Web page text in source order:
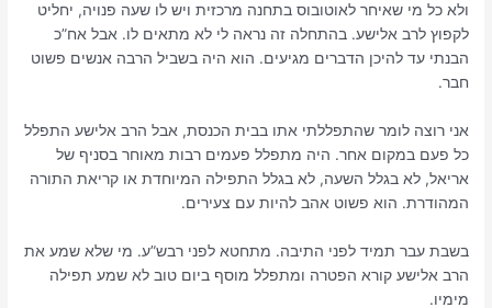
ולא כל מי שאיחר לאוטובוס בתחנה מרכזית ויש לו שעה פנויה, יחליט
לקפוץ לרב אלישע. בהתחלה זה נראה לי לא מתאים לו. אבל אח”כ
הבנתי עד להיכן הדברים מגיעים. הוא היה בשביל הרבה אנשים פשוט
חבר.
אני רוצה לומר שהתפללתי אתו בבית הכנסת, אבל הרב אלישע התפלל
כל פעם במקום אחר. היה מתפלל פעמים רבות מאוחר בסניף של
אריאל, לא בגלל השעה, לא בגלל התפילה המיוחדת או קריאת התורה
המהודרת. הוא פשוט אהב להיות עם צעירים.
בשבת עבר תמיד לפני התיבה. מתחטא לפני רבש”ע. מי שלא שמע את
הרב אלישע קורא הפטרה ומתפלל מוסף ביום טוב לא שמע תפילה
מימיו.